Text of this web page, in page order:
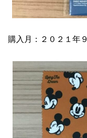
購入月：２０２１年